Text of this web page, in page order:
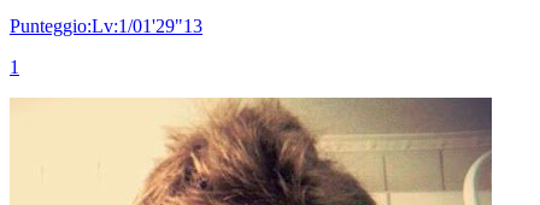
Punteggio:Lv:1/01'29"13
1